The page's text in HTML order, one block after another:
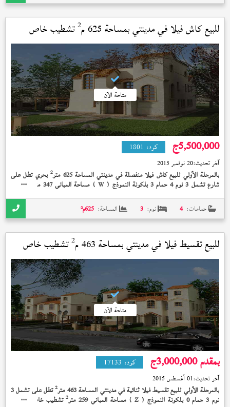
للبيع كاش فيلا فيمدينتيبمساحة 625 م 2تشطيب خاص
استلام فوري
متاحة الآن
5,500,000ج كود: 1801
آخر تحديث:20 نوفمبر 2015
بالمرحلة الأولي للبيع كاش فيلا منفصلة في مدينتي المساحة 625 متر 2بحري تطل على
شارع تشمل 3 نوم 4 حمام 3 بلكونة النموذج ( W) مساحة المباني 347 متر تشطيب
حمامات: 4 نوم: 3 المساحة: 625م²
للبيع تقسيط فيلا فيمدينتيبمساحة 463 م 2تشطيب خاص
استلام فوري
متاحة الآن
بمقدم 3,000,000 ج كود: 17133
آخر تحديث:01 أغسطس 2015
بالمرحلة الأولي للبيع تقسيط فيلا ثنائية في مدينتي المساحة 463 متر 2 تطل على تشمل 3
نوم 3 حمام 0 بلكونة النموذج ( Z) مساحة المباني 259 متر 2تشطيب خاص بإشتراك